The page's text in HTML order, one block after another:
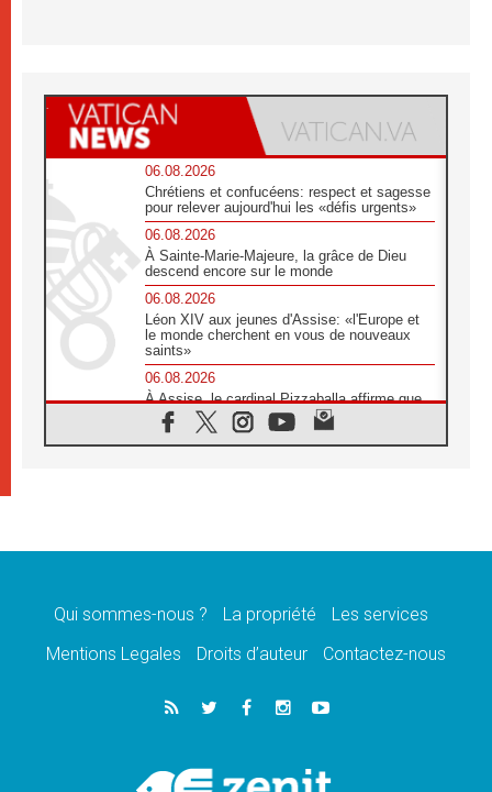
06.08.2026
Chrétiens et confucéens: respect et sagesse
pour relever aujourd'hui les «défis urgents»
06.08.2026
À Sainte-Marie-Majeure, la grâce de Dieu
descend encore sur le monde
06.08.2026
Léon XIV aux jeunes d'Assise: «l'Europe et
le monde cherchent en vous de nouveaux
saints»
06.08.2026
À Assise, le cardinal Pizzaballa affirme que
«les chrétiens veulent la paix»
06.08.2026
message de paix et de dignité humaine»
«La visite du Pape en Uruguay renforcera
05.08.2026
Le nonce en Ukraine: «Il est inquiétant
Léon XIV au Pérou, une lueur d'espoir pour
Qui sommes-nous ? La propriété
Les services
Mentions Legales
Droits d’auteur Contactez-nous